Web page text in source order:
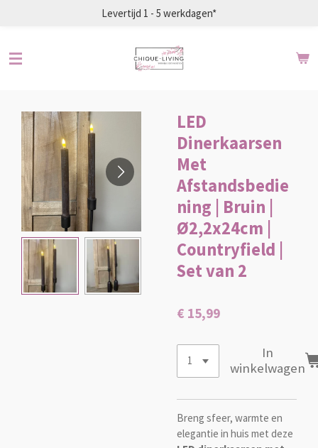
de
Levertijd 1 - 5 werkdagen*
LED
Dinerkaarsen
Met
Afstandsbedie
ning | Bruin |
Ø2,2x24cm |
Countryfield |
Set van 2
€ 15,99
In
winkelwagen
Breng sfeer, warmte en
elegantie in huis met deze